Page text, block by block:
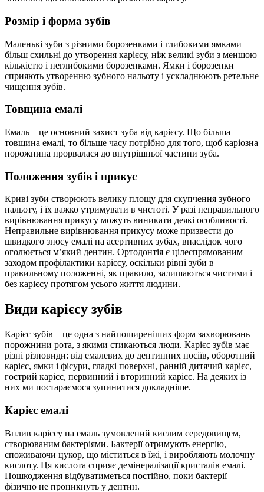
Розмір і форма зубів
Маленькі зуби з різними борозенками і глибокими ямками
більш схильні до утворення карієсу, ніж великі зуби з меншою
кількістю і неглибокими борозенками. Ямки і борозенки
сприяють утворенню зубного нальоту і ускладнюють ретельне
чищення зубів.
Товщина емалі
Емаль – це основний захист зуба від карієсу. Що більша
товщина емалі, то більше часу потрібно для того, щоб каріозна
порожнина прорвалася до внутрішньої частини зуба.
Положення зубів і прикус
Криві зуби створюють велику площу для скупчення зубного
нальоту, і їх важко утримувати в чистоті. У разі неправильного
вирівнювання прикусу можуть виникати деякі особливості.
Неправильне вирівнювання прикусу може призвести до
швидкого зносу емалі на асертивних зубах, внаслідок чого
оголюється м’який дентин. Ортодонтія є цілеспрямованим
заходом профілактики карієсу, оскільки рівні зуби в
правильному положенні, як правило, залишаються чистими і
без карієсу протягом усього життя людини.
Види карієсу зубів
Карієс зубів – це одна з найпоширеніших форм захворювань
порожнини рота, з якими стикаються люди. Карієс зубів має
різні різновиди: від емалевих до дентинних носіїв, оборотний
карієс, ямки і фісури, гладкі поверхні, ранній дитячий карієс,
гострий карієс, первинний і вторинний карієс. На деяких із
них ми постараємося зупинитися докладніше.
Карієс емалі
Вплив карієсу на емаль зумовлений кислим середовищем,
створюваним бактеріями. Бактерії отримують енергію,
споживаючи цукор, що міститься в їжі, і виробляють молочну
кислоту. Ця кислота сприяє демінералізації кристалів емалі.
Пошкодження відбуватиметься постійно, поки бактерії
фізично не проникнуть у дентин.